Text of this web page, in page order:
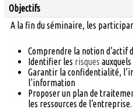
Objectifs
A la fin du séminaire, les
Comprendre la notion d’actif
Identifier les risques
Garantir la confidentialité,
l’information
Proposer un plan de
les ressources de l’entreprise.